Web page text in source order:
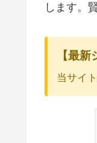
します。
【最
当サイ